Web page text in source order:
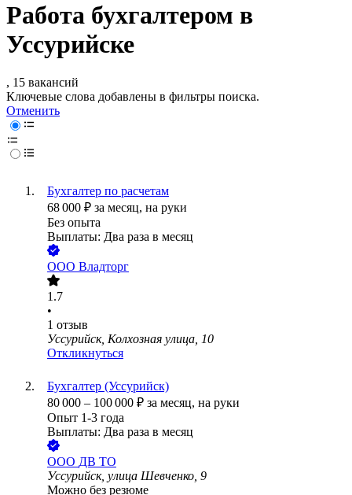
Работа бухгалтером в
Уссурийске
, 15 вакансий
Ключевые слова добавлены в фильтры поиска.
Отменить
Бухгалтер по расчетам
68 000 ₽ за месяц, на руки
Без опыта
Выплаты: Два раза в месяц
ООО Владторг
1.7
•
1 отзыв
Уссурийск, Колхозная улица, 10
Откликнуться
Бухгалтер (Уссурийск)
80 000 – 100 000 ₽ за месяц, на руки
Опыт 1-3 года
Выплаты: Два раза в месяц
ООО ДВ ТО
Уссурийск, улица Шевченко, 9
Можно без резюме